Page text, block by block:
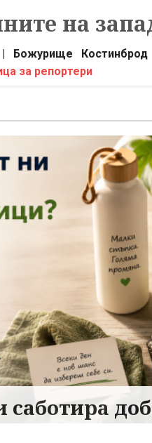
на
| Божурище Костинброд
за репортери